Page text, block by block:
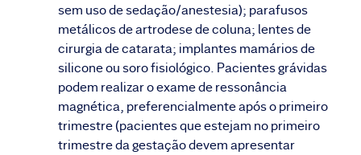
sem uso de sedação/anestesia); parafusos
metálicos de artrodese de coluna; lentes de
cirurgia de catarata; implantes mamários de
silicone ou soro fisiológico. Pacientes grávidas
podem realizar o exame de ressonância
magnética, preferencialmente após o primeiro
trimestre (pacientes que estejam no primeiro
trimestre da gestação devem apresentar